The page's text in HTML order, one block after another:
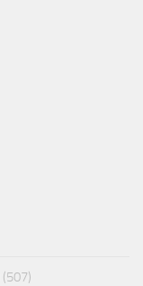
(507)